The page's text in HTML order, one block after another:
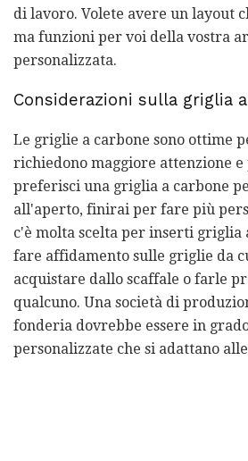
di lavoro. Volete avere un layout
ma funzioni per voi della vostra
personalizzata.
Considerazioni sulla griglia
Le griglie a carbone sono ottime
richiedono maggiore attenzione e
preferisci una griglia a carbone
all'aperto, finirai per fare più
c'è molta scelta per inserti griglia
fare affidamento sulle griglie da
acquistare dallo scaffale o farle
qualcuno. Una società di
fonderia dovrebbe essere in
personalizzate che si adattano